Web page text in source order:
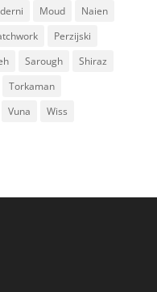
Moud
Naien
Perzijski
Sarough
Shiraz
Torkaman
Vuna
Wiss